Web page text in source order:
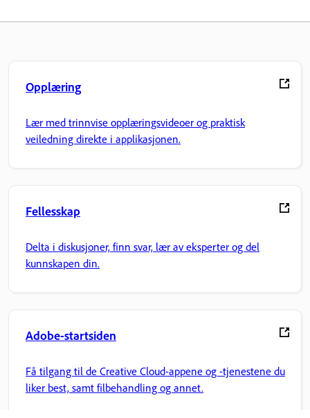
Opplæring
Lær med trinnvise opplæringsvideoer og praktisk
veiledning direkte i applikasjonen.
Fellesskap
Delta i diskusjoner, finn svar, lær av eksperter og del
kunnskapen din.
Adobe-startsiden
Få tilgang til de Creative Cloud-appene og -tjenestene du
liker best, samt filbehandling og annet.